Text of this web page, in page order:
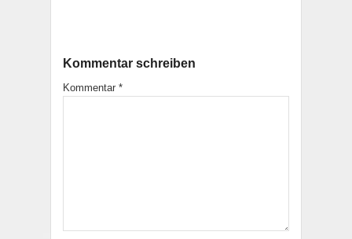
Kommentar schreiben
Kommentar *